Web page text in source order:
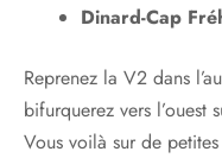
Dinard-Cap
Reprenez la V2 dans
bifurquerez vers
Vous voilà sur de